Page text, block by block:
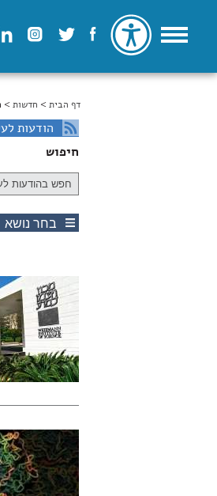
הינך נמצא כאן
דף הבית > חדשות >
הודעות
חיפוש
בחר נושא